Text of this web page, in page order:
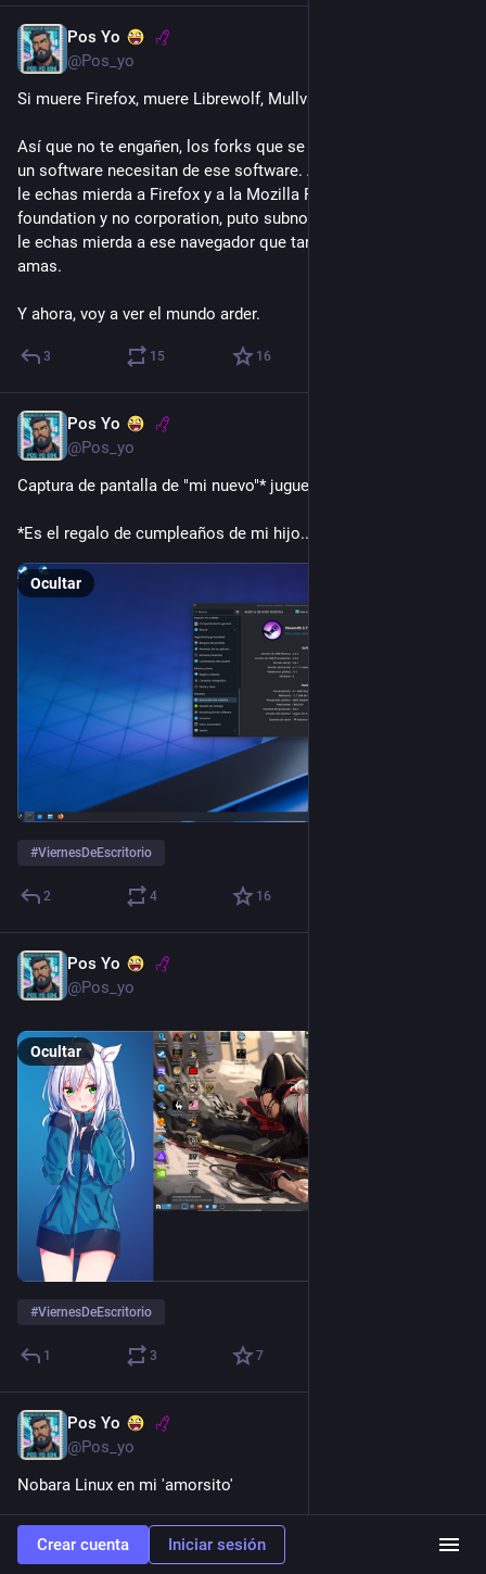
Pos Yo
@Pos_yo
Si muere Firefox, muere Librewolf, Mullvad Browser, etc...
Así que no te engañen, los forks que se basan en el código de
un software necesitan de ese software. Así que cada vez que
le echas mierda a Firefox y a la Mozilla Foundation (sí,
foundation y no corporation, puto subnormal de los cojones)
le echas mierda a ese navegador que tanto promocionas y
amas.
Y ahora, voy a ver el mundo arder.
3 15 16
Pos Yo
@Pos_yo
Captura de pantalla de "mi nuevo"* juguetito...
*Es el regalo de cumpleaños de mi hijo...
Ocultar
#ViernesDeEscritorio
2 4 16
Pos Yo
@Pos_yo
Ocultar
#ViernesDeEscritorio
1 3 7
Pos Yo
@Pos_yo
Nobara Linux en mi 'amorsito'
Ocultar
Crear cuenta Iniciar sesión